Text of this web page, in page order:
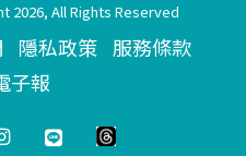
2026, All Rights Reserved
隱私政策 服務條款
子報